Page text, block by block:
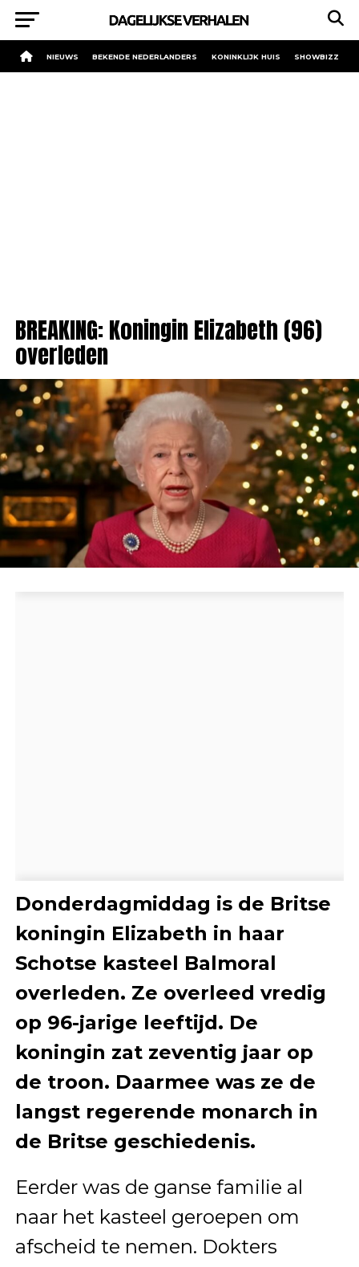
NIEUWS BEKENDE NEDERLANDERS KONINKLIJK HUIS SHOWBIZZ
BREAKING: Koningin Elizabeth (96)
overleden
Donderdagmiddag is de Britse
koningin Elizabeth in haar
Schotse kasteel Balmoral
overleden. Ze overleed vredig
op 96-jarige leeftijd. De
koningin zat zeventig jaar op
de troon. Daarmee was ze de
langst regerende monarch in
de Britse geschiedenis.
Eerder was de ganse familie al
naar het kasteel geroepen om
afscheid te nemen. Dokters